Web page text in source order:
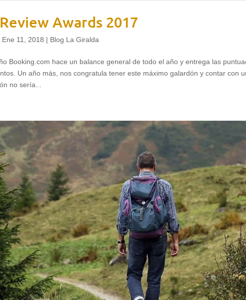
Awards 2017
Ene 11, 2018 | Blog La Giralda
Booking.com hace un balance general de todo el año y entrega las
Un año más, nos congratula tener este máximo galardón y contar con
no sería...